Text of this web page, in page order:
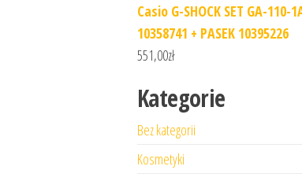
Casio G-SHOCK SET GA-110-
10358741 + PASEK 10395226
551,00zł
Kategorie
Bez kategorii
Kosmetyki